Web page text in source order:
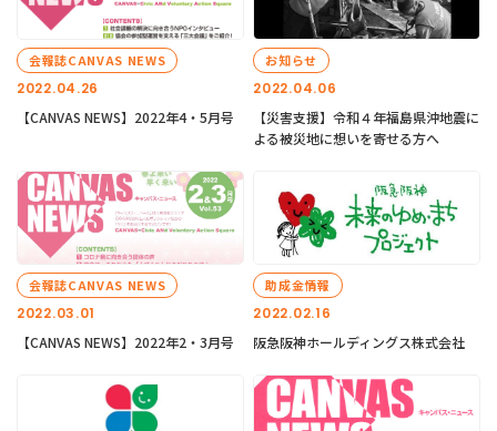
2022.04.26
会報誌CANVAS NEWS
【CANVAS NEWS】2022年4・5月号
2022.04.06
お知らせ
【災害支援】令和４年福島県沖地震に
よる被災地に想いを寄せる方へ
2022.03.01
会報誌CANVAS NEWS
【CANVAS NEWS】2022年2・3月号
2022.02.16
助成金情報
阪急阪神ホールディングス株式会社